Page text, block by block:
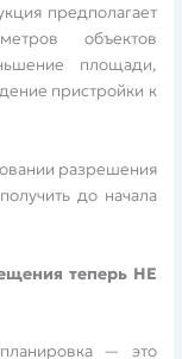
предполагает
объектов
площади,
пристройки к
разрешения
до начала
теперь НЕ
— это